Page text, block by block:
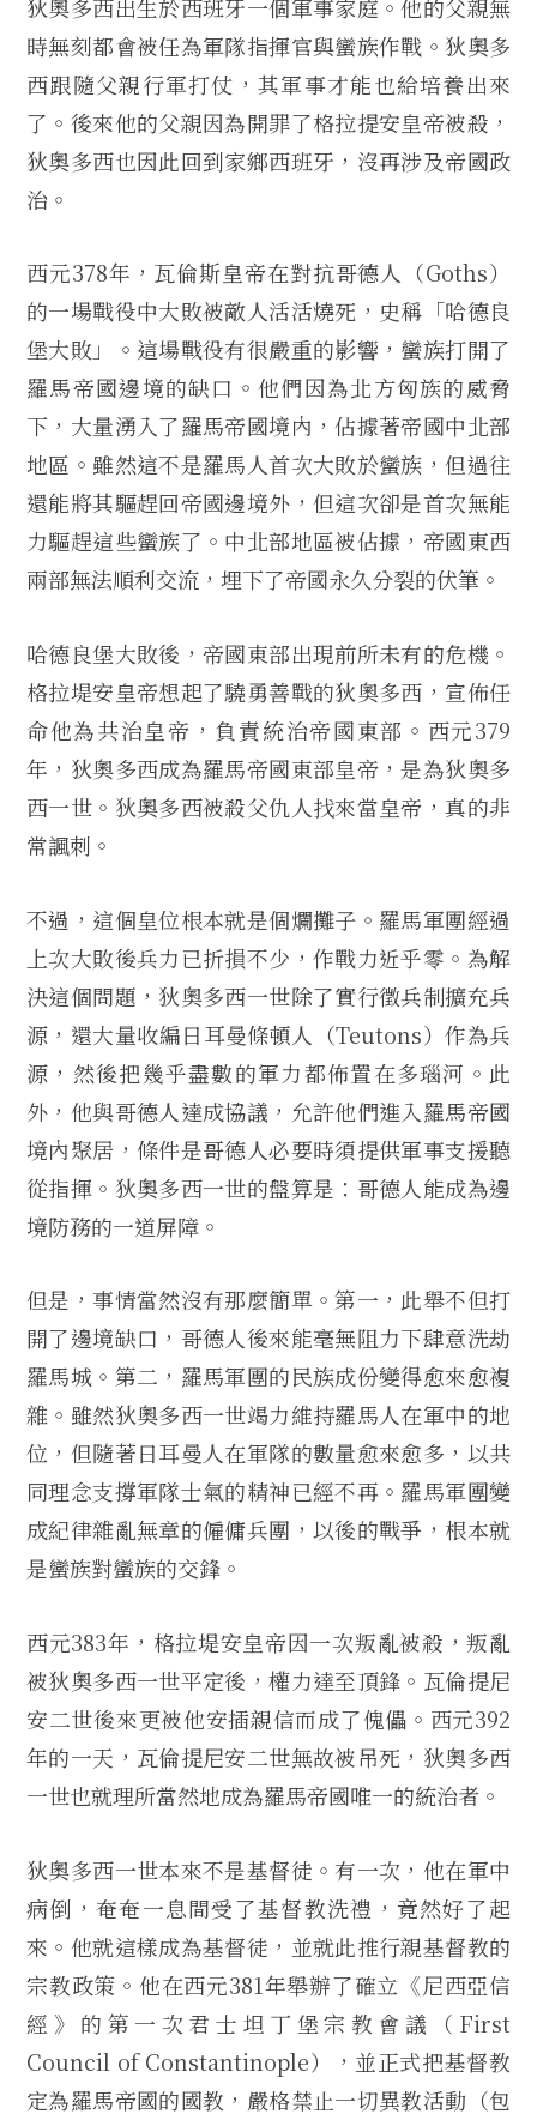
狄奧多西出生於西班牙一個軍事家庭。他的父親無
時無刻都會被任為軍隊指揮官與蠻族作戰。狄奧多
西跟隨父親行軍打仗，其軍事才能也給培養出來
了。後來他的父親因為開罪了格拉提安皇帝被殺，
狄奧多西也因此回到家鄉西班牙，沒再涉及帝國政
治。
西元378年，瓦倫斯皇帝在對抗哥德人（Goths）
的一場戰役中大敗被敵人活活燒死，史稱「哈德良
堡大敗」。這場戰役有很嚴重的影響，蠻族打開了
羅馬帝國邊境的缺口。他們因為北方匈族的威脅
下，大量湧入了羅馬帝國境內，佔據著帝國中北部
地區。雖然這不是羅馬人首次大敗於蠻族，但過往
還能將其驅趕回帝國邊境外，但這次卻是首次無能
力驅趕這些蠻族了。中北部地區被佔據，帝國東西
兩部無法順利交流，埋下了帝國永久分裂的伏筆。
哈德良堡大敗後，帝國東部出現前所未有的危機。
格拉堤安皇帝想起了驍勇善戰的狄奧多西，宣佈任
命他為共治皇帝，負責統治帝國東部。西元379
年，狄奧多西成為羅馬帝國東部皇帝，是為狄奧多
西一世。狄奧多西被殺父仇人找來當皇帝，真的非
常諷刺。
不過，這個皇位根本就是個爛攤子。羅馬軍團經過
上次大敗後兵力已折損不少，作戰力近乎零。為解
決這個問題，狄奧多西一世除了實行徵兵制擴充兵
源，還大量收編日耳曼條頓人（Teutons）作為兵
源，然後把幾乎盡數的軍力都佈置在多瑙河。此
外，他與哥德人達成協議，允許他們進入羅馬帝國
境內聚居，條件是哥德人必要時須提供軍事支援聽
從指揮。狄奧多西一世的盤算是：哥德人能成為邊
境防務的一道屏障。
但是，事情當然沒有那麼簡單。第一，此舉不但打
開了邊境缺口，哥德人後來能毫無阻力下肆意洗劫
羅馬城。第二，羅馬軍團的民族成份變得愈來愈複
雜。雖然狄奧多西一世竭力維持羅馬人在軍中的地
位，但隨著日耳曼人在軍隊的數量愈來愈多，以共
同理念支撐軍隊士氣的精神已經不再。羅馬軍團變
成紀律雜亂無章的僱傭兵團，以後的戰爭，根本就
是蠻族對蠻族的交鋒。
西元383年，格拉堤安皇帝因一次叛亂被殺，叛亂
被狄奧多西一世平定後，權力達至頂鋒。瓦倫提尼
安二世後來更被他安插親信而成了傀儡。西元392
年的一天，瓦倫提尼安二世無故被吊死，狄奧多西
一世也就理所當然地成為羅馬帝國唯一的統治者。
狄奧多西一世本來不是基督徒。有一次，他在軍中
病倒，奄奄一息間受了基督教洗禮，竟然好了起
來。他就這樣成為基督徒，並就此推行親基督教的
宗教政策。他在西元381年舉辦了確立《尼西亞信
經》的第一次君士坦丁堡宗教會議（First
Council of Constantinople），並正式把基督教
定為羅馬帝國的國教，嚴格禁止一切異教活動（包